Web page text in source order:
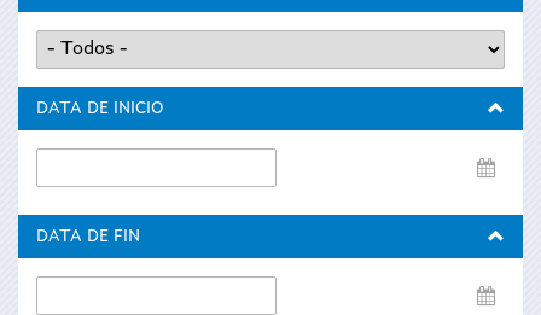
DATA DE INICIO
de
DATA DE FIN